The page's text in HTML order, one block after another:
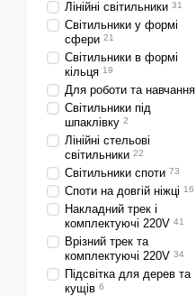
Лінійні світильники 31
Світильники у формі
сфери 21
Світильники в формі
кільця 19
Для роботи та навчання
Світильники під
шпаклівку 2
Лінійні стельові
світильники 22
Світильники споти 73
Споти на довгій ніжці 16
Накладний трек і
комплектуючі 220V 41
Врізний трек та
комплектуючі 220V 34
Підсвітка для дерев та
кущів 6